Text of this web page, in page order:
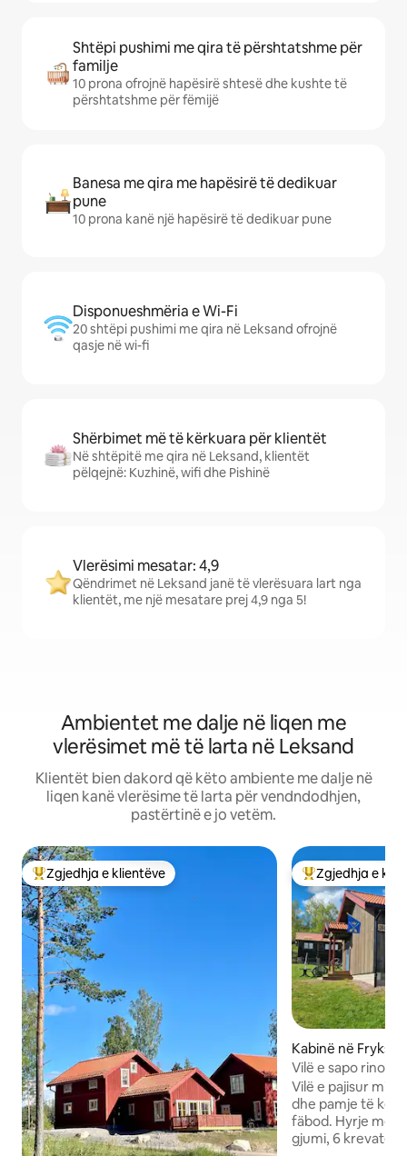
Shtëpi pushimi me qira të përshtatshme për
familje
10 prona ofrojnë hapësirë shtesë dhe kushte të
përshtatshme për fëmijë
Banesa me qira me hapësirë të dedikuar
pune
10 prona kanë një hapësirë të dedikuar pune
Disponueshmëria e Wi-Fi
20 shtëpi pushimi me qira në Leksand ofrojnë
qasje në wi-fi
Shërbimet më të kërkuara për klientët
Në shtëpitë me qira në Leksand, klientët
pëlqejnë: Kuzhinë, wifi dhe Pishinë
Vlerësimi mesatar: 4,9
Qëndrimet në Leksand janë të vlerësuara lart nga
klientët, me një mesatare prej 4,9 nga 5!
Ambientet me dalje në liqen me
vlerësimet më të larta në Leksand
Klientët bien dakord që këto ambiente me dalje në
liqen kanë vlerësime të larta për vendndodhjen,
pastërtinë e jo vetëm.
Më të mirat e zgjedhjeve të klientëve
Zgjedhja e klientëve Më të mirat e
Zgjedhja e
Kabinë në Fryksås
Vilë e sapo
pamje fantastike.
Vilë e pajisur
dhe pamje të
fäbod. Hyrje me
gjumi, 6 krevate.